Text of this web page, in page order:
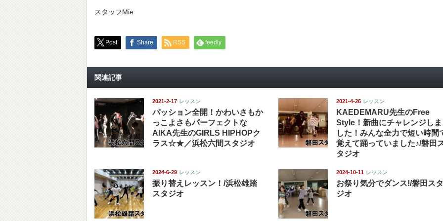
スタッフMie
Post Share RSS feedly
関連記事
2021-2-17 レッスン
パッション全開！かわいさもか
っこよさもパーフェクトな
AIKA先生のGIRLS HIPHOPク
ラス☆★／浜松六間スタジオ
2021-4-26 レッスン
KAEDEMARU先生のFree
Style！新曲にチャレンジしま
した！みんな全力で短い時間
覚えて踊っていました♪/磐田
タジオ
2024-6-29 レッスン
振り替えレッスン！/浜松雄踏
スタジオ
2024-10-11 レッスン
お祭り気分でダンス!/磐田スタ
ジオ